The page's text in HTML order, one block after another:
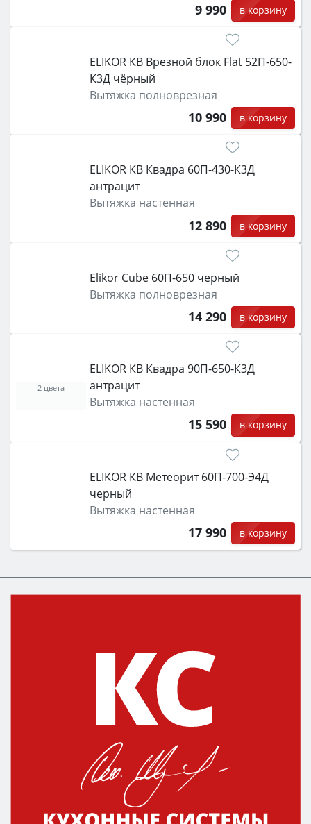
9 990 в корзину
ELIKOR КВ Врезной блок Flat 52П-650-
К3Д чёрный
Вытяжка полноврезная
10 990 в корзину
ELIKOR КВ Квадра 60П-430-К3Д
антрацит
Вытяжка настенная
12 890 в корзину
Elikor Cube 60П-650 черный
Вытяжка полноврезная
14 290 в корзину
ELIKOR КВ Квадра 90П-650-К3Д
антрацит
Вытяжка настенная
15 590 в корзину
2 цвета
ELIKOR КВ Метеорит 60П-700-Э4Д
черный
Вытяжка настенная
17 990 в корзину